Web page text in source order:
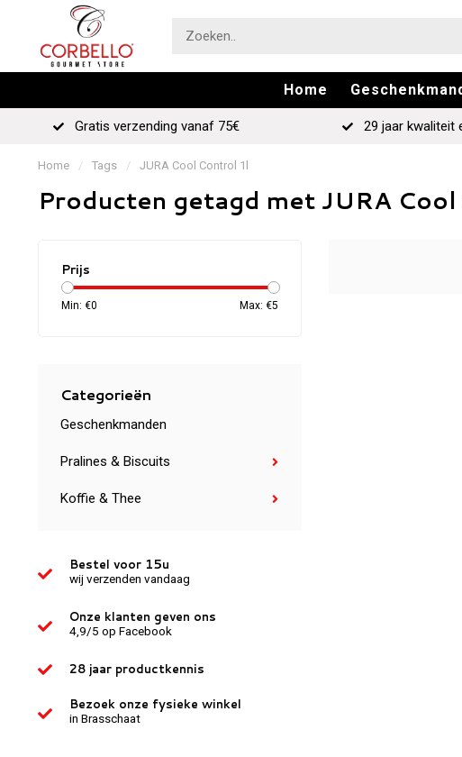
Home
Gratis verzending vanaf 75€ 29 jaar kwaliteit
Home / Tags / JURA Cool Control 1l
Producten getagd met JURA
Prijs
Min: €0 Max: €5
Categorieën
Geschenkmanden
Pralines & Biscuits
Koffie & Thee
Bestel voor 15u
wij verzenden vandaag
Onze klanten geven ons
4,9/5 op Facebook
28 jaar productkennis
Bezoek onze fysieke winkel
in Brasschaat